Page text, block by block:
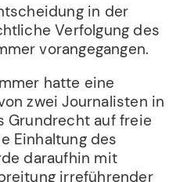
in der
Verfolgung des
vorangegangen.
hatte eine
zwei Journalisten in
Grundrecht auf freie
Einhaltung des
daraufhin mit
irreführender